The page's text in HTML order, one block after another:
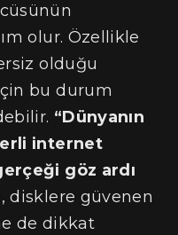
olur. Özellikle
olduğu
bu durum
“Dünyanın
internet
göz ardı
disklere güvenen
de dikkat